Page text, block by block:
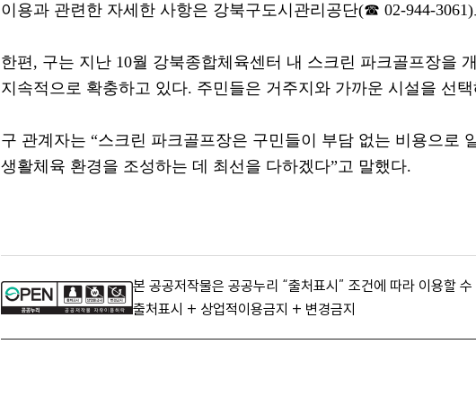
이용과 관련한 자세한 사항은 강북구도시관리공단(☎ 02-944-3061)
한편, 구는 지난 10월 강북종합체육센터 내 스크린 파크골프장을
지속적으로 확충하고 있다. 주민들은 거주지와 가까운 시설을 선
구 관계자는 “스크린 파크골프장은 구민들이 부담 없는 비용으로
생활체육 환경을 조성하는 데 최선을 다하겠다”고 말했다.
본 공공저작물은 공공누리 “출처표시” 조건에 따라 이용할 수
출처표시 + 상업적이용금지 + 변경금지